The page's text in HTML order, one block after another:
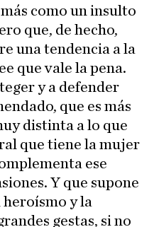
como un insulto
que, de hecho,
una tendencia a la
que vale la pena.
y a defender
que es más
distinta a lo que
que tiene la mujer
ese
Y que supone
heroísmo y la
gestas, si no